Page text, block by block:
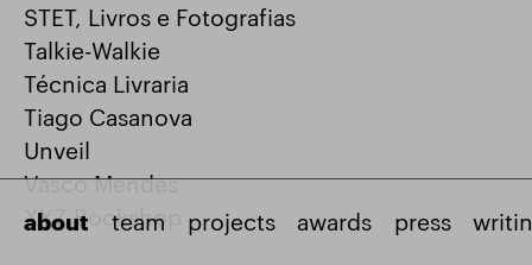
about team projects awards press
STET, Livros e Fotografias
Talkie-Walkie
Técnica Livraria
Tiago Casanova
Unveil
Vasco Mendes
XYZ Bookshop